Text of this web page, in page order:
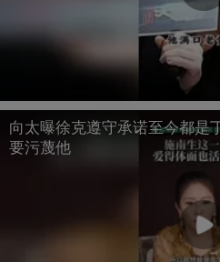
向太曝徐克遵守承诺至今都是
要污蔑他